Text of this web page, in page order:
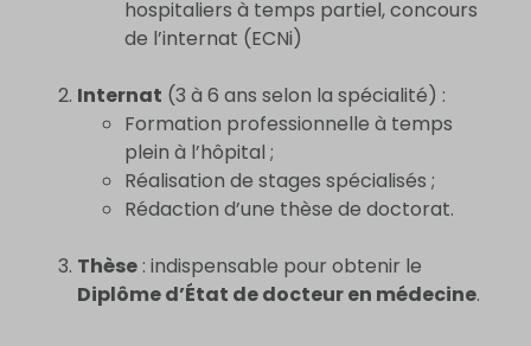
hospitaliers à temps partiel, concours
de l’internat (ECNi)
Internat (3 à 6 ans selon la spécialité) :
Formation professionnelle à temps
plein à l’hôpital ;
Réalisation de stages spécialisés ;
Rédaction d’une thèse de doctorat.
Thèse : indispensable pour obtenir le
Diplôme d’État de docteur en médecine.